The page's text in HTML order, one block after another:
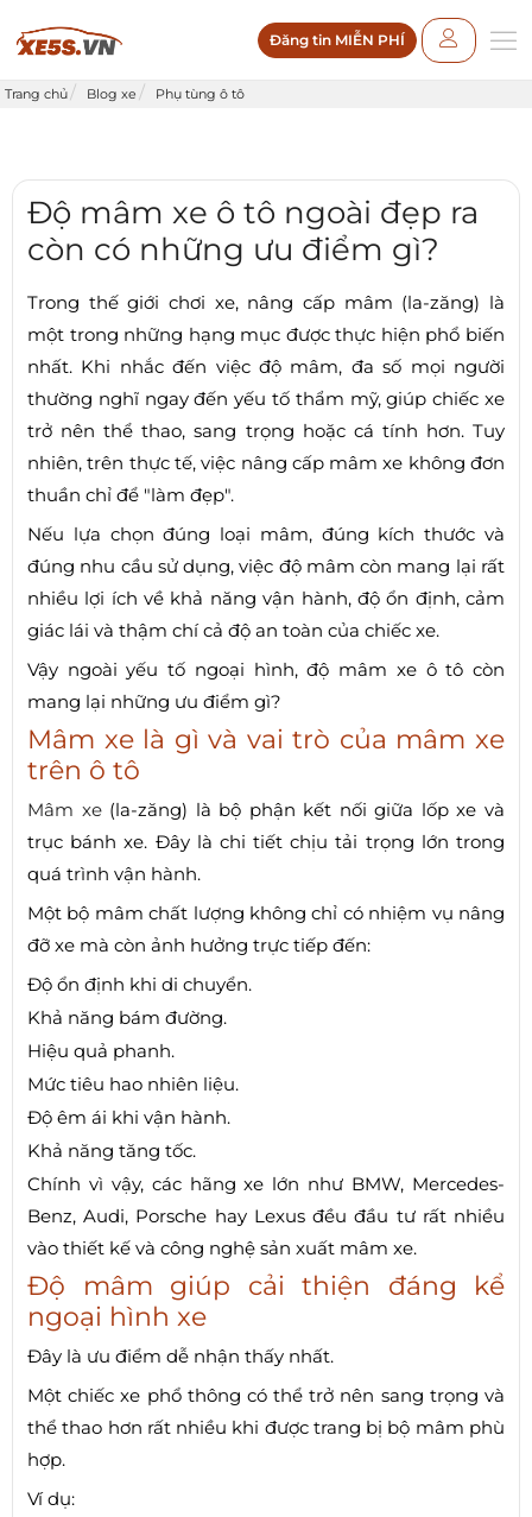
Đăng tin MIỄN PHÍ
Trang chủ Blog xe Phụ tùng ô tô
Độ mâm xe ô tô ngoài đẹp ra
còn có những ưu điểm gì?
Trong thế giới chơi xe, nâng cấp mâm (la-zăng) là
một trong những hạng mục được thực hiện phổ biến
nhất. Khi nhắc đến việc độ mâm, đa số mọi người
thường nghĩ ngay đến yếu tố thẩm mỹ, giúp chiếc xe
trở nên thể thao, sang trọng hoặc cá tính hơn. Tuy
nhiên, trên thực tế, việc nâng cấp mâm xe không đơn
thuần chỉ để "làm đẹp".
Nếu lựa chọn đúng loại mâm, đúng kích thước và
đúng nhu cầu sử dụng, việc độ mâm còn mang lại rất
nhiều lợi ích về khả năng vận hành, độ ổn định, cảm
giác lái và thậm chí cả độ an toàn của chiếc xe.
Vậy ngoài yếu tố ngoại hình, độ mâm xe ô tô còn
mang lại những ưu điểm gì?
Mâm xe là gì và vai trò của mâm xe
trên ô tô
Mâm xe(la-zăng) là bộ phận kết nối giữa lốp xe và
trục bánh xe. Đây là chi tiết chịu tải trọng lớn trong
quá trình vận hành.
Một bộ mâm chất lượng không chỉ có nhiệm vụ nâng
đỡ xe mà còn ảnh hưởng trực tiếp đến:
Độ ổn định khi di chuyển.
Khả năng bám đường.
Hiệu quả phanh.
Mức tiêu hao nhiên liệu.
Độ êm ái khi vận hành.
Khả năng tăng tốc.
Chính vì vậy, các hãng xe lớn như BMW, Mercedes-
Benz, Audi, Porsche hay Lexus đều đầu tư rất nhiều
vào thiết kế và công nghệ sản xuất mâm xe.
Độ mâm giúp cải thiện đáng kể
ngoại hình xe
Đây là ưu điểm dễ nhận thấy nhất.
Một chiếc xe phổ thông có thể trở nên sang trọng và
thể thao hơn rất nhiều khi được trang bị bộ mâm phù
hợp.
Ví dụ: